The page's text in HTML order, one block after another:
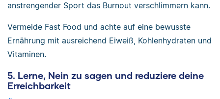
anstrengender Sport das Burnout verschlimmern kann.
Vermeide Fast Food und achte auf eine bewusste
Ernährung mit ausreichend Eiweiß, Kohlenhydraten und
Vitaminen.
5. Lerne, Nein zu sagen und reduziere deine
Erreichbarkeit